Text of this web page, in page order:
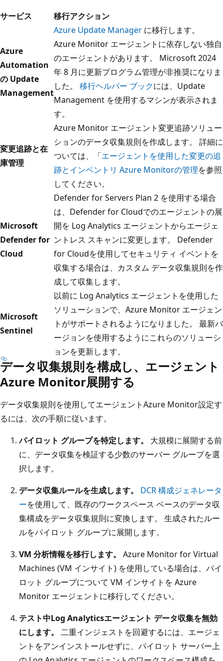
サービス
移行アクション
Azure
Automation
の Update
Management
Azure Update Manager に移行します。
Azure Monitor エージェントに依存しない独自
のエージェントがあります。 Microsoft 2024
年 8 月に更新プログラム管理が非推奨になりま
した。 移行ヘルパー ブックには、Update
Management を使用するマシンが表示されま
す。
変更追跡と在
庫管理
Azure Monitor エージェント変更追跡ソリュー
ションのデータ収集規則を作成します。 詳細に
ついては、「エージェントを使用した変更の追
跡とインベントリ Azure Monitorの管理を参照
してください。
Microsoft
Defender for
Cloud
Defender for Servers Plan 2 を使用する場合
は、Defender for Cloudでのエージェントの展
開を Log Analytics エージェントからエージェ
ントレス スキャンに変更します。 Defender
for Cloudを使用してセキュリティ イベントを
収集する場合は、カスタム データ収集規則を作
成して収集します。
Microsoft
Sentinel
以前に Log Analytics エージェントを使用した
ソリューションで、Azure Monitor エージェン
トがサポートされるようになりました。 最新バ
ージョンを使用するようにこれらのソリューシ
ョンを更新します。
データ収集規則を構成し、エージェント
Azure Monitor展開する
データ収集規則を使用してエージェントAzure Monitor設定す
るには、次の手順に従います。
パイロット グループを特定します。
大規模に展開する前
に、データ収集を検証する少数のサーバー グループを選
択します。
データ収集ルールを生成します。
DCR 構成ジェネレータ
ーを使用して、既存のワークスペース ベースのデータ収
集構成をデータ収集規則に変換します。 生成されたルー
ルをパイロット グループに展開します。
VM 分析情報を移行します。
Azure Monitor for Virtual
Machines (VM インサイト) を使用している場合は、パイ
ロット グループについて VM インサイトを Azure
Monitor エージェントに移行してください。
テスト中Log Analyticsエージェント データ収集を無効
にします。
二重インジェストを回避するには、エージェ
ントをアンインストールせずに、パイロット サーバー上